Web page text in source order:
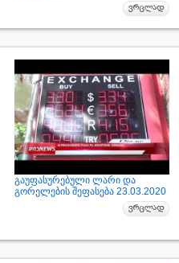
გაუფასურებული ლარი და
გორელების შეფასება 23.03.2020